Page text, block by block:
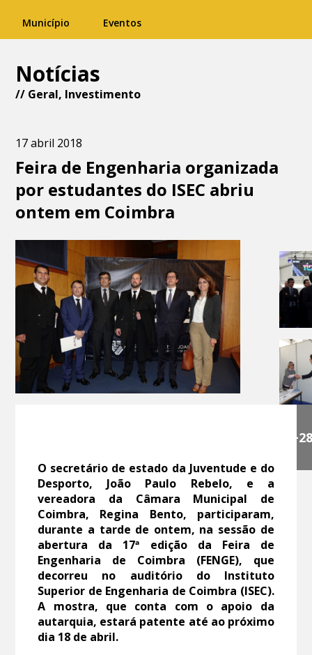
Município Eventos
Notícias
// Geral, Investimento
17 abril 2018
Feira de Engenharia organizada
por estudantes do ISEC abriu
ontem em Coimbra
+28
O secretário de estado da Juventude e do
Desporto, João Paulo Rebelo, e a
vereadora da Câmara Municipal de
Coimbra, Regina Bento, participaram,
durante a tarde de ontem, na sessão de
abertura da 17ª edição da Feira de
Engenharia de Coimbra (FENGE), que
decorreu no auditório do Instituto
Superior de Engenharia de Coimbra (ISEC).
A mostra, que conta com o apoio da
autarquia, estará patente até ao próximo
dia 18 de abril.